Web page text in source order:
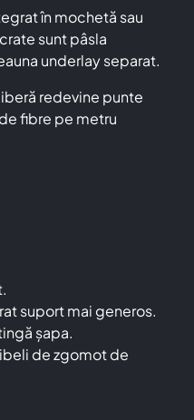
în mochetă sau
sunt pâsla
underlay separat.
redevine punte
fibre pe metru
suport mai generos.
șapa.
de zgomot de